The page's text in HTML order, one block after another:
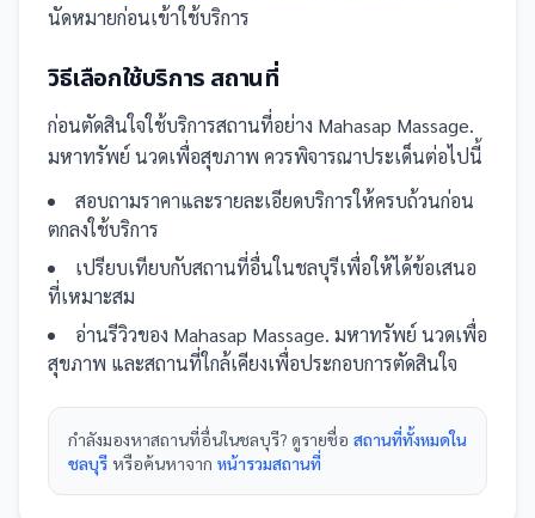
นัดหมายก่อนเข้าใช้บริการ
วิธีเลือกใช้บริการ สถานที่
ก่อนตัดสินใจใช้บริการสถานที่อย่าง Mahasap Massage.
มหาทรัพย์ นวดเพื่อสุขภาพ ควรพิจารณาประเด็นต่อไปนี้
สอบถามราคาและรายละเอียดบริการให้ครบถ้วนก่อน
ตกลงใช้บริการ
เปรียบเทียบกับสถานที่อื่นในชลบุรีเพื่อให้ได้ข้อเสนอ
ที่เหมาะสม
อ่านรีวิวของ Mahasap Massage. มหาทรัพย์ นวดเพื่อ
สุขภาพ และสถานที่ใกล้เคียงเพื่อประกอบการตัดสินใจ
กำลังมองหาสถานที่อื่นในชลบุรี? ดูรายชื่อ สถานที่ทั้งหมดใน
ชลบุรี หรือค้นหาจาก หน้ารวมสถานที่